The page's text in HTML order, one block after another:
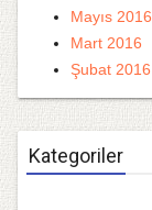
Mayıs 2016
Mart 2016
Şubat 2016
Kategoriler